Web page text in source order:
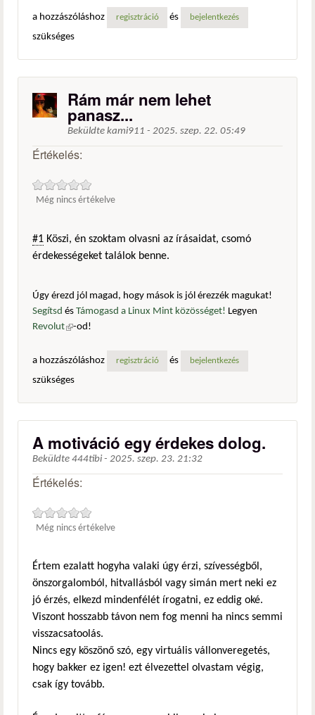
a hozzászóláshoz regisztráció és bejelentkezés
szükséges
Rám már nem lehet
panasz...
Beküldte kami911 - 2025. szep. 22. 05:49
Értékelés:
Még nincs értékelve
#1 Köszi, én szoktam olvasni az írásaidat, csomó
érdekességeket találok benne.
Úgy érezd jól magad, hogy mások is jól érezzék magukat!
Segítsd és Támogasd a Linux Mint közösséget! Legyen
Revolut(külső hivatkozás)
-od!
a hozzászóláshoz regisztráció és bejelentkezés
szükséges
A motiváció egy érdekes dolog.
Beküldte 444tibi - 2025. szep. 23. 21:32
Értékelés:
Még nincs értékelve
Értem ezalatt hogyha valaki úgy érzi, szívességből,
önszorgalomból, hitvallásból vagy simán mert neki ez
jó érzés, elkezd mindenfélét írogatni, ez eddig oké.
Viszont hosszabb távon nem fog menni ha nincs semmi
visszacsatoolás.
Nincs egy köszönő szó, egy virtuális vállonveregetés,
hogy bakker ez igen! ezt élvezettel olvastam végig,
csak így tovább.